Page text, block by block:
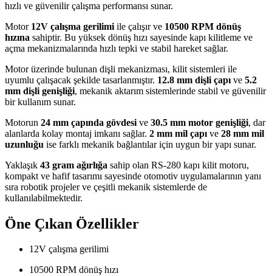
hızlı ve güvenilir çalışma performansı sunar.
Motor 12V çalışma gerilimi ile çalışır ve 10500 RPM dönüş
hızına sahiptir. Bu yüksek dönüş hızı sayesinde kapı kilitleme ve
açma mekanizmalarında hızlı tepki ve stabil hareket sağlar.
Motor üzerinde bulunan dişli mekanizması, kilit sistemleri ile
uyumlu çalışacak şekilde tasarlanmıştır. 12.8 mm dişli çapı ve 5.2
mm dişli genişliği, mekanik aktarım sistemlerinde stabil ve güvenilir
bir kullanım sunar.
Motorun 24 mm çapında gövdesi ve 30.5 mm motor genişliği, dar
alanlarda kolay montaj imkanı sağlar. 2 mm mil çapı ve 28 mm mil
uzunluğu ise farklı mekanik bağlantılar için uygun bir yapı sunar.
Yaklaşık 43 gram ağırlığa sahip olan RS-280 kapı kilit motoru,
kompakt ve hafif tasarımı sayesinde otomotiv uygulamalarının yanı
sıra robotik projeler ve çeşitli mekanik sistemlerde de
kullanılabilmektedir.
Öne Çıkan Özellikler
12V çalışma gerilimi
10500 RPM dönüş hızı